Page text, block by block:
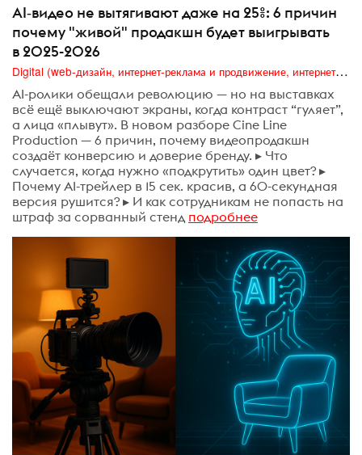
AI‑видео не вытягивают даже на 25%: 6 причин
почему "живой" продакшн будет выигрывать
в 2025-2026
Digital (web-дизайн, интернет-реклама и продвижение, интернет-сообщества и блоги, интернет-коммуникации, мобильный маркетинг, реклама на цифровых экранах)
AI-ролики обещали революцию — но на выставках
всё ещё выключают экраны, когда контраст “гуляет”,
а лица «плывут». В новом разборе Cine Line
Production — 6 причин, почему видеопродакшн
создаёт конверсию и доверие бренду. ▸ Что
случается, когда нужно «подкрутить» один цвет? ▸
Почему AI-трейлер в 15 сек. красив, а 60-секундная
версия рушится? ▸ И как сотрудникам не попасть на
штраф за сорванный стенд подробнее